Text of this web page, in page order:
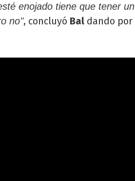
enojado tiene que tener un
no", concluyó Bal dando por